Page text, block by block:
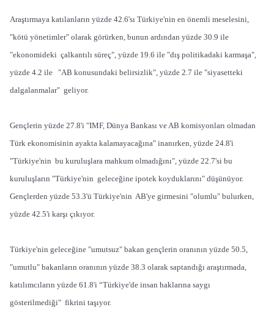
Araştırmaya katılanların yüzde 42.6'sı Türkiye'nin en önemli meselesini,
"kötü yönetimler" olarak görürken, bunun ardından yüzde 30.9 ile
"ekonomideki çalkantılı süreç", yüzde 19.6 ile "dış politikadaki karmaşa",
yüzde 4.2 ile "AB konusundaki belirsizlik", yüzde 2.7 ile "siyasetteki
dalgalanmalar" geliyor.
Gençlerin yüzde 27.8'i "IMF, Dünya Bankası ve AB komisyonları olmadan
Türk ekonomisinin ayakta kalamayacağına" inanırken, yüzde 24.8'i
"Türkiye'nin bu kuruluşlara mahkum olmadığını", yüzde 22.7'si bu
kuruluşların "Türkiye'nin geleceğine ipotek koyduklarını" düşünüyor.
Gençlerden yüzde 53.3'ü Türkiye'nin AB'ye girmesini "olumlu" bulurken,
yüzde 42.5'i karşı çıkıyor.
Türkiye'nin geleceğine "umutsuz" bakan gençlerin oranının yüzde 50.5,
"umutlu" bakanların oranının yüzde 38.3 olarak saptandığı araştırmada,
katılımcıların yüzde 61.8'i “Türkiye'de insan haklarına saygı
gösterilmediği" fikrini taşıyor.